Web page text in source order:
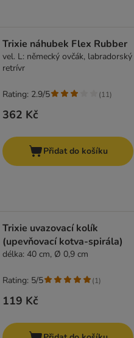
Trixie náhubek Flex Rubber
vel. L: německý ovčák, labradorský
retrívr
362 Kč
Rating: 2.9/5 (11)
Přidat do košíku
Trixie uvazovací kolík
(upevňovací kotva-spirála)
délka: 40 cm, Ø 0,9 cm
119 Kč
Rating: 5/5 (1)